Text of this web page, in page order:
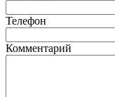
Телефон
Комментарий